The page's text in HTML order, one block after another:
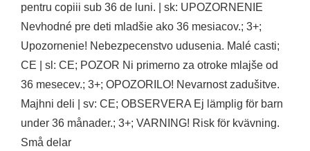
pentru copiii sub 36 de luni. | sk: UPOZORNENIE
Nevhodné pre deti mladšie ako 36 mesiacov.; 3+;
Upozornenie! Nebezpecenstvo udusenia. Malé casti;
CE | sl: CE; POZOR Ni primerno za otroke mlajše od
36 mesecev.; 3+; OPOZORILO! Nevarnost zadušitve.
Majhni deli | sv: CE; OBSERVERA Ej lämplig för barn
under 36 månader.; 3+; VARNING! Risk för kvävning.
Små delar